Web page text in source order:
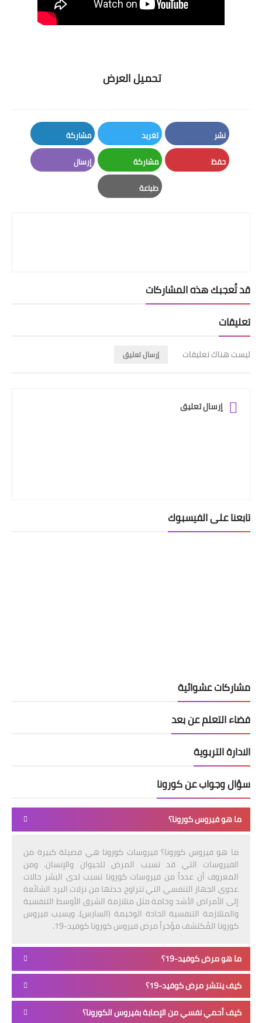
تحميل العرض
نشر
Facebook
تغريد
Twitter
مشاركة
LinkedIn
حفظ مشاركة
Whatsapp
إرسال
طباعة
قد تُعجبك هذه المشاركات
تعليقات
ليست هناك تعليقات إرسال تعليق
إرسال تعليق
تابعنا على الفيسبوك
مشاركات عشوائية
فضاء التعلم عن بعد
الادارة التربوية
سؤال وجواب عن كورونا
ما هو فيروس كورونا؟
ما هو فيروس كورونا؟ فيروسات كورونا هي فصيلة كبيرة من
الفيروسات التي قد تسبب المرض للحيوان والإنسان. ومن
المعروف أن عدداً من فيروسات كورونا تسبب لدى البشر حالات
عدوى الجهاز التنفسي التي تتراوح حدتها من نزلات البرد الشائعة
إلى الأمراض الأشد وخامة مثل متلازمة الشرق الأوسط التنفسية
والمتلازمة التنفسية الحادة الوخيمة (السارس). ويسبب فيروس
كورونا المُكتشف مؤخراً مرض فيروس كورونا كوفيد-19.
ما هو مرض كوفيد-19؟
كيف ينتشر مرض كوفيد-19؟
كيف أحمي نفسي من الإصابة بفيروس الكورونا؟